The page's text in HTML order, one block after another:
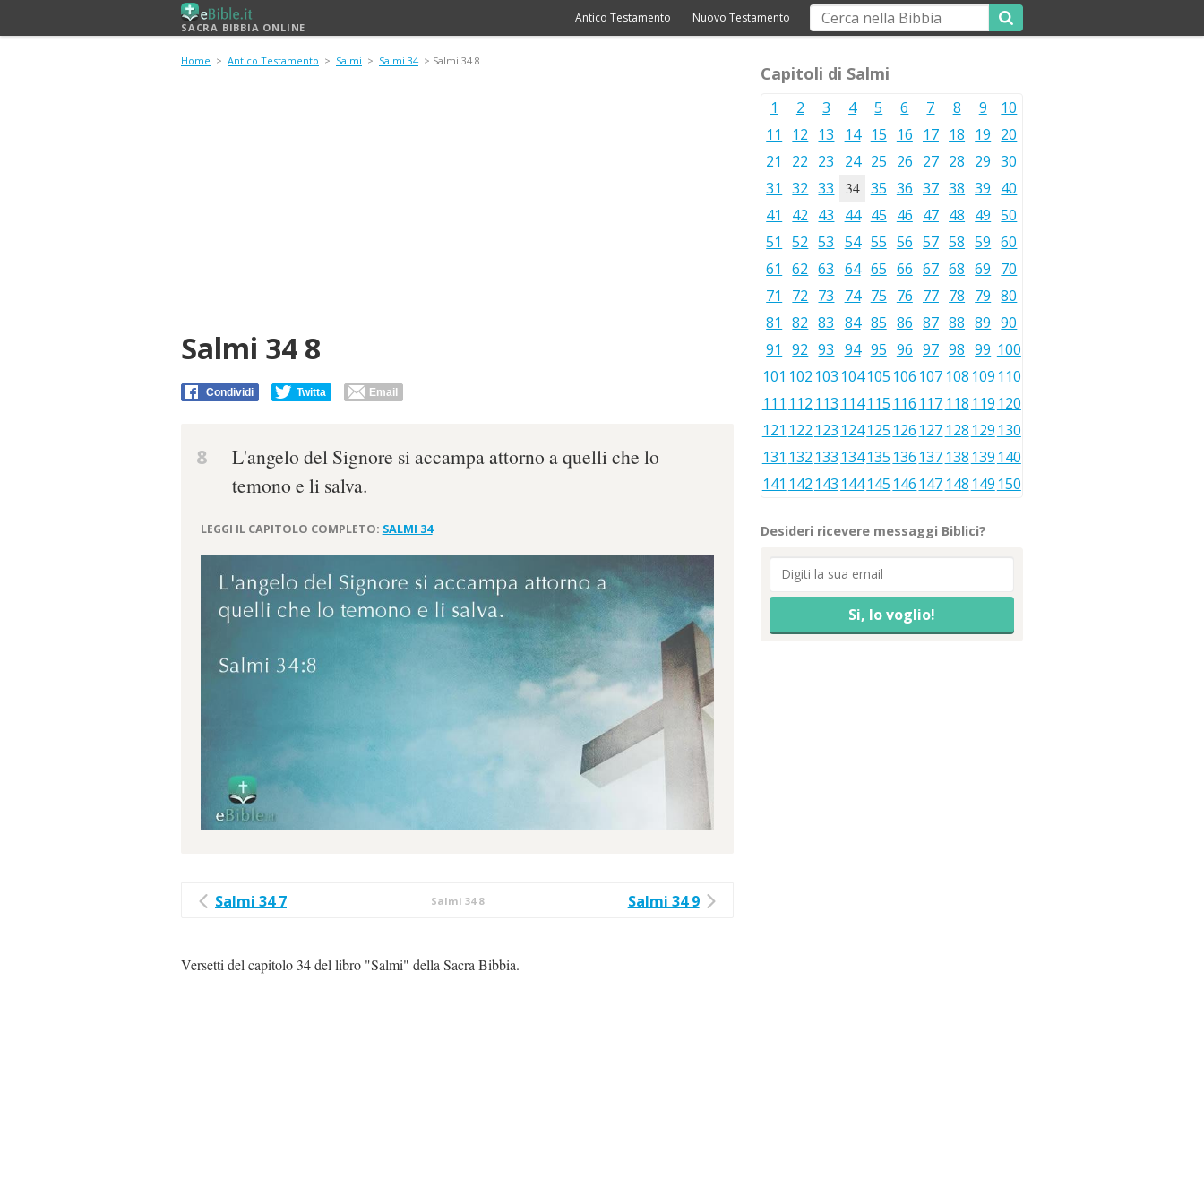
SACRA BIBBIA ONLINE
Antico Testamento Nuovo Testamento
Home > Antico Testamento > Salmi > Salmi 34 > Salmi 34 8
Salmi 34 8
Condividi Twitta Email
8
L'angelo del Signore si accampa attorno a quelli che lo
temono e li salva.
LEGGI IL CAPITOLO COMPLETO: SALMI 34
Salmi 34 7 Salmi 34 8 Salmi 34 9
Versetti del capitolo 34 del libro "Salmi" della Sacra Bibbia.
Capitoli di Salmi
1 2 3 4 5 6 7 8 9
10
11
12 13 14 15 16 17 18 19 20
21
22 23 24 25 26 27 28 29 30
31
32 33 34 35 36 37 38 39 40
41
42 43 44 45 46 47 48 49 50
51
52 53 54 55 56 57 58 59 60
61
62 63 64 65 66 67 68 69 70
71
72 73 74 75 76 77 78 79 80
81
82 83 84 85 86 87 88 89 90
91
92 93 94 95 96 97 98 99 100
101 102 103 104105 106 107 108 109 110
111 112 113 114115 116 117 118 119 120
121 122 123 124125 126 127 128 129 130
131 132 133 134135 136 137 138 139 140
141 142 143 144145 146 147 148 149 150
Desideri ricevere messaggi Biblici?